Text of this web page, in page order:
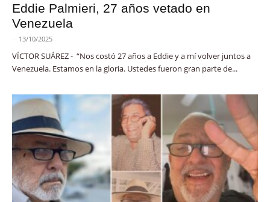
Eddie Palmieri, 27 años vetado en
Venezuela
- 13/10/2025
VÍCTOR SUÁREZ - “Nos costó 27 años a Eddie y a mí volver juntos a
Venezuela. Estamos en la gloria. Ustedes fueron gran parte de...